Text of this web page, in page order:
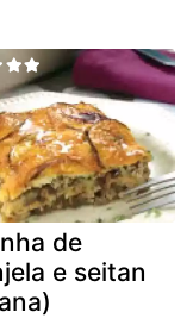
de
e seitan